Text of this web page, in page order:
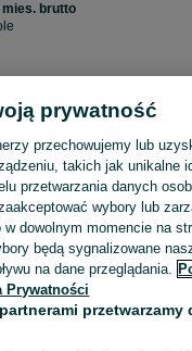
mies. brutto
07:10
samochodowy (K/
BMW i MINI Bońkowscy
mies. brutto
prywatność
przechowujemy lub
takich jak unikalne
przetwarzania danych
wybory lub
w dowolnym momencie na
będą sygnalizowane
na dane przeglądania.
Prywatności
przetwarzamy